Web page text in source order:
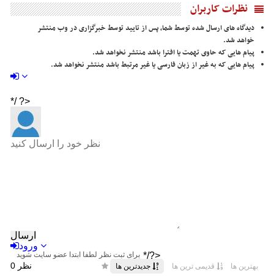
نظرات کاربران
دیدگاه های ارسال شده توسط شما، پس از تایید توسط خبرگزاری در وب منتشر
خواهد شد.
پیام هایی که حاوی تهمت یا افترا باشد منتشر نخواهد شد.
پیام هایی که به غیر از زبان فارسی یا غیر مرتبط باشد منتشر نخواهد شد.